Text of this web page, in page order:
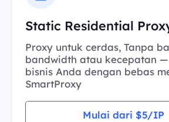
Static Residential
Proxy untuk cerdas, Tanpa
bandwidth atau kecepatan
bisnis Anda dengan bebas
SmartProxy
Mulai dari $5/IP